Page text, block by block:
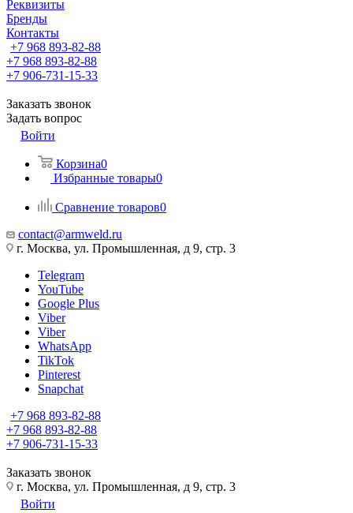
Реквизиты
Бренды
Контакты
+7 968 893-82-88
+7 968 893-82-88
+7 906-731-15-33
Заказать звонок
Задать вопрос
Войти
Корзина0
Избранные товары0
Сравнение товаров0
contact@armweld.ru
г. Москва, ул. Промышленная, д 9, стр. 3
Telegram
YouTube
Google Plus
Viber
Viber
WhatsApp
TikTok
Pinterest
Snapchat
+7 968 893-82-88
+7 968 893-82-88
+7 906-731-15-33
Заказать звонок
г. Москва, ул. Промышленная, д 9, стр. 3
Войти